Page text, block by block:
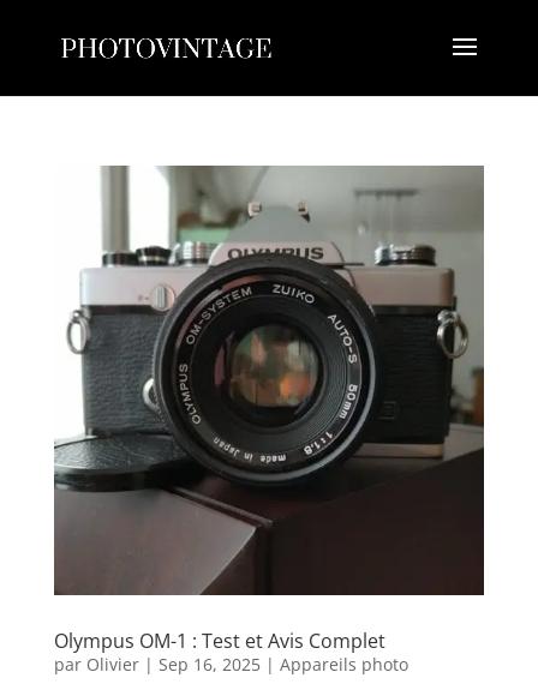
Olympus OM-1 : Test et Avis Complet
par Olivier| Sep 16, 2025| Appareils photo